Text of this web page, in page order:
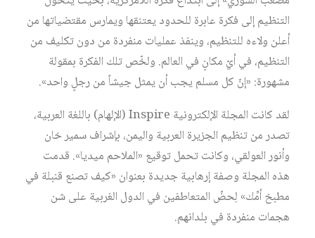
التنظيم إلى فكرة عابرة للحدود يعتنقها ويمارس مقتضياتها من
أعلن ولاءه للتنظيم، وينفذ عمليات منفردة من دون تكليف من
التنظيم، في أيّ مكانٍ في العالم. ولخّص تلك الفكرة بمقولة
مشهورة: «إنّ كل مسلم يجب أن يمثل جيشاً من رجلٍ واحد».
لقد كانت المجلة الإلكترونية Inspire (الإلهام) باللغة العربية،
تصدر من تنظيم الجزيرة العربية واليمن، بإشراف سمير خان
وأنور العولقي، وكانت تحمل توقيع «الملاحم ميديا». قدمت
هذه المجلة وصفة إرهابية جديدة بعنوان «كيف تصنع قنبلة في
مطبخ أمِّك» لِحضّ المتعاطفين في الدول الغربية على شن
هجمات منفردة في بلدانهم.